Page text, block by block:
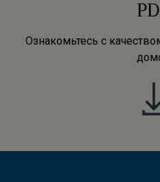
Ознакомьтесь с